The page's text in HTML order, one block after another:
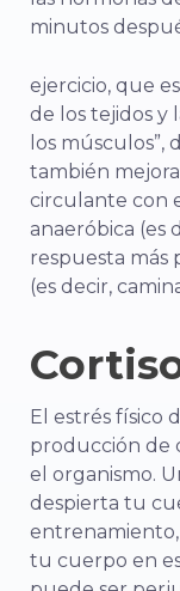
minutos
ejercicio, que
de los tejidos y
los músculos”,
también
circulante con
anaeróbica (es
respuesta más
(es decir,
El estrés físico
producción de
el organismo.
despierta tu
tu cuerpo en